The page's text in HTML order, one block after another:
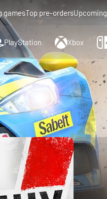
gamesTop pre-ordersUpcoming
PlayStation Xbox